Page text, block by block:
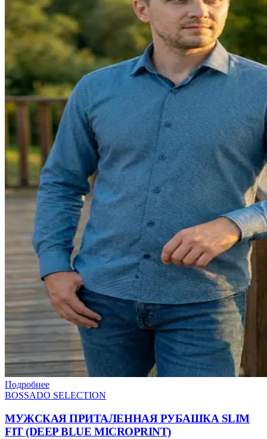
Подробнее
BOSSADO SELECTION
МУЖСКАЯ ПРИТАЛЕННАЯ РУБАШКА SLIM
FIT (DEEP BLUE MICROPRINT)